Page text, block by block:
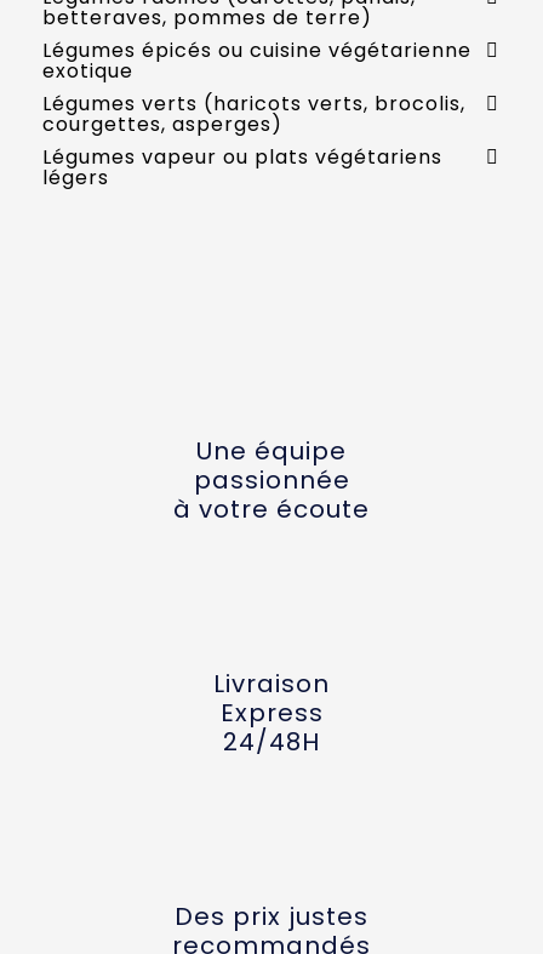
betteraves, pommes de terre)
Légumes épicés ou cuisine végétarienne
exotique
Légumes verts (haricots verts, brocolis,
courgettes, asperges)
Légumes vapeur ou plats végétariens
légers
Une équipe
passionnée
à votre écoute
Livraison
Express
24/48H
Des prix justes
recommandés